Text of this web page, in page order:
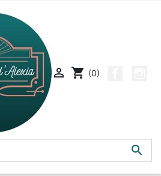

 shopping_cart (0)